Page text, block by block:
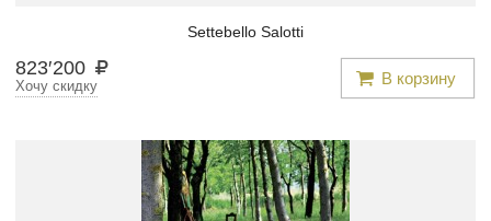
Settebello Salotti
823′200 В корзину
Хочу скидку